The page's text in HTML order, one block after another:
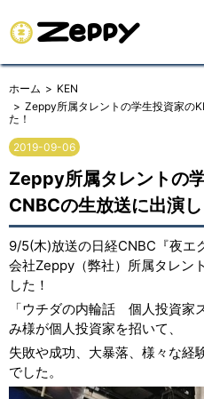
ホーム
KEN
Zeppy所属タレントの学生投資家の
た！
2019-09-06
Zeppy所属タレントの
CNBCの生放送に出演し
9/5(木)放送の日経CNBC『夜エ
会社Zeppy（弊社）所属タレン
した！
「ウチダの内輪話 個人投資家
み様が個人投資家を招いて、
失敗や成功、大暴落、様々な経
でした。